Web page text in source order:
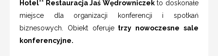
Hotel** Restauracja Jaś Wędrowniczekto doskonałe
miejsce dla organizacji konferencji i spotkań
biznesowych. Obiekt oferujetrzy nowoczesne sale
konferencyjne.